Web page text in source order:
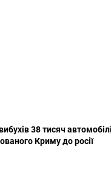
38 тисяч
Криму до росії